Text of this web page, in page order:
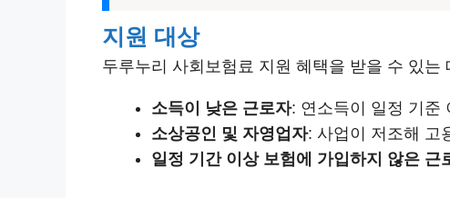
지원 대상
두루누리 사회보험료 지원 혜택을 받을 수 있는
소득이 낮은 근로자: 연소득이 일정 기준
소상공인 및 자영업자: 사업이 저조해 고
일정 기간 이상 보험에 가입하지 않은 근